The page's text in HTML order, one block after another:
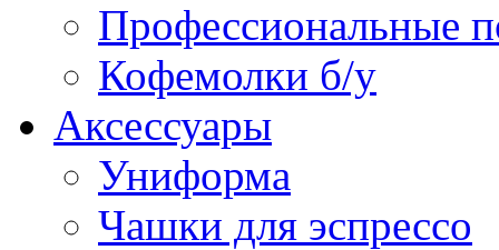
Профессиональные
Кофемолки б/у
Аксессуары
Униформа
Чашки для эспрессо